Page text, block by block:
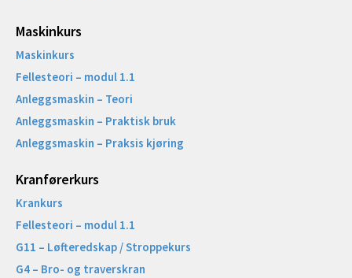
Maskinkurs
Maskinkurs
Fellesteori – modul 1.1
Anleggsmaskin – Teori
Anleggsmaskin – Praktisk bruk
Anleggsmaskin – Praksis kjøring
Kranførerkurs
Krankurs
Fellesteori – modul 1.1
G11 – Løfteredskap / Stroppekurs
G4 – Bro- og traverskran